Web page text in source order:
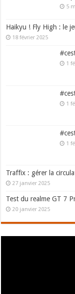
5
Haikyu ! Fly High : le
18 février 2025
1
1
1
Traffix : gérer la
27 janvier 2025
Test du realme GT 7
20 janvier 2025